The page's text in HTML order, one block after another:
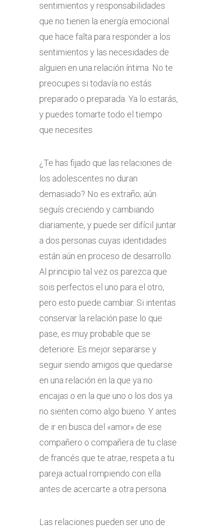
sentimientos y responsabilidades
que no tienen la energía emocional
que hace falta para responder a los
sentimientos y las necesidades de
alguien en una relación íntima. No te
preocupes si todavía no estás
preparado o preparada. Ya lo estarás,
y puedes tomarte todo el tiempo
que necesites.
¿Te has fijado que las relaciones de
los adolescentes no duran
demasiado? No es extraño; aún
seguís creciendo y cambiando
diariamente, y puede ser difícil juntar
a dos personas cuyas identidades
están aún en proceso de desarrollo.
Al principio tal vez os parezca que
sois perfectos el uno para el otro,
pero esto puede cambiar. Si intentas
conservar la relación pase lo que
pase, es muy probable que se
deteriore. Es mejor separarse y
seguir siendo amigos que quedarse
en una relación en la que ya no
encajas o en la que uno o los dos ya
no sienten como algo bueno. Y antes
de ir en busca del «amor» de ese
compañero o compañera de tu clase
de francés que te atrae, respeta a tu
pareja actual rompiendo con ella
antes de acercarte a otra persona.
Las relaciones pueden ser uno de